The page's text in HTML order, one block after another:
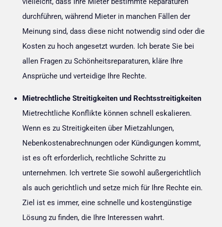
durchführen, während Mieter in manchen Fällen der
Meinung sind, dass diese nicht notwendig sind oder die
Kosten zu hoch angesetzt wurden. Ich berate Sie bei
allen Fragen zu Schönheitsreparaturen, kläre Ihre
Ansprüche und verteidige Ihre Rechte.
Mietrechtliche Streitigkeiten und Rechtsstreitigkeiten
Mietrechtliche Konflikte können schnell eskalieren.
Wenn es zu Streitigkeiten über Mietzahlungen,
Nebenkostenabrechnungen oder Kündigungen kommt,
ist es oft erforderlich, rechtliche Schritte zu
unternehmen. Ich vertrete Sie sowohl außergerichtlich
als auch gerichtlich und setze mich für Ihre Rechte ein.
Ziel ist es immer, eine schnelle und kostengünstige
Lösung zu finden, die Ihre Interessen wahrt.